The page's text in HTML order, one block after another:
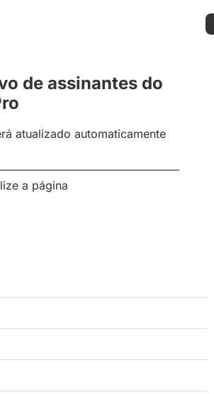
de assinantes do
atualizado automaticamente
a página